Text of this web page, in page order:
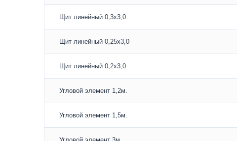
Щит линейный 0,3х3,0
Щит линейный 0,25х3,0
Щит линейный 0,2х3,0
Угловой элемент 1,2м.
Угловой элемент 1,5м.